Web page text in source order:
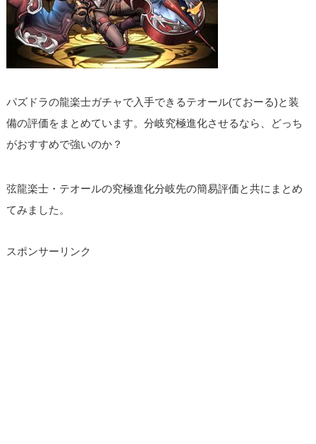
パズドラの龍楽士ガチャで入手できるテオール(ておーる)と装
備の評価をまとめています。分岐究極進化させるなら、どっち
がおすすめで強いのか？
弦龍楽士・テオールの究極進化分岐先の簡易評価と共にまとめ
てみました。
スポンサーリンク